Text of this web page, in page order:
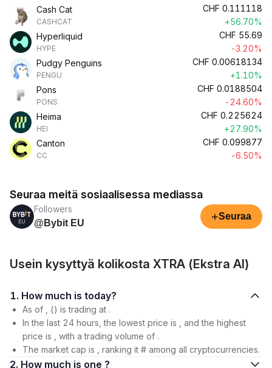
Cash Cat
CASHCAT
CHF 0.111118
+56.70%
Hyperliquid
HYPE
CHF 55.69
-3.20%
Pudgy Penguins
PENGU
CHF 0.00618134
+1.10%
Pons
PONS
CHF 0.0188504
-24.60%
Heima
HEI
CHF 0.225624
+27.90%
Canton
CC
CHF 0.099877
-6.50%
Seuraa meitä sosiaalisessa mediassa
Followers
@Bybit EU
+Seuraa
Usein kysyttyä kolikosta XTRA (Ekstra AI)
1. How much is today?
As of , () is trading at .
In the last 24 hours, the lowest price is , and the highest
price is , with a trading volume of .
The market cap is , ranking it # among all cryptocurrencies.
2. How much is one ?